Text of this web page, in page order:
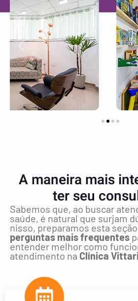
A maneira mais
ter seu
Sabemos que, ao buscar
saúde, é natural que surjam
nisso, preparamos esta
perguntas mais frequentes
entender melhor como
atendimento na Clínica